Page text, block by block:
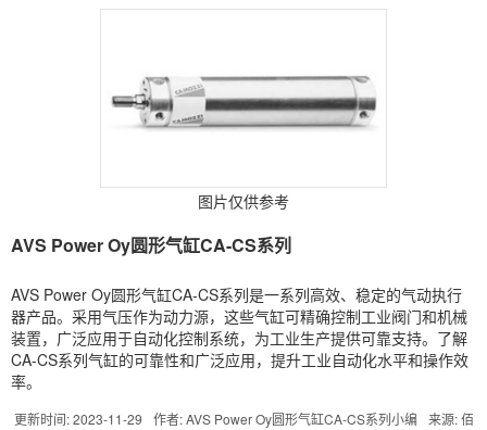
图片仅供参考
AVS Power Oy圆形气缸CA-CS系列
AVS Power Oy圆形气缸CA-CS系列是一系列高效、稳定的气动执行
器产品。采用气压作为动力源，这些气缸可精确控制工业阀门和机械
装置，广泛应用于自动化控制系统，为工业生产提供可靠支持。了解
CA-CS系列气缸的可靠性和广泛应用，提升工业自动化水平和操作效
率。
更新时间: 2023-11-29 作者: AVS Power Oy圆形气缸CA-CS系列小编 来源: 佰